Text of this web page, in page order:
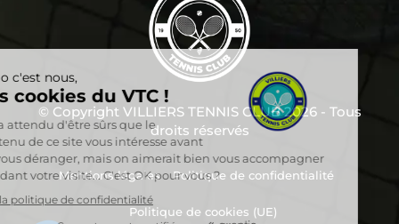
© Copyright VILLIERS TENNIS CLUB 2026 - Tous
droits réservés
Mentions légales Politique de confidentialité
Politique de cookies (UE)